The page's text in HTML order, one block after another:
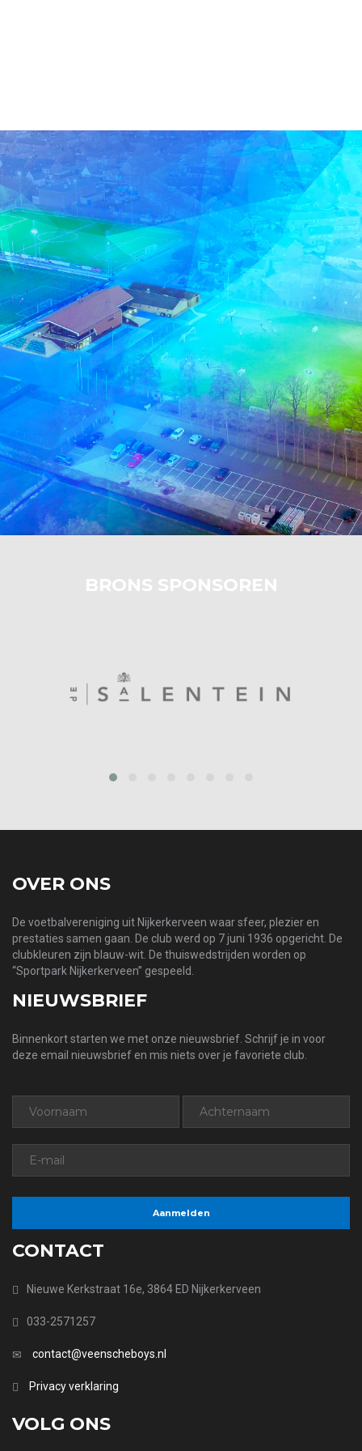
BRONS SPONSOREN
OVER ONS
De voetbalvereniging uit Nijkerkerveen waar sfeer, plezier en
prestaties samen gaan. De club werd op 7 juni 1936 opgericht. De
clubkleuren zijn blauw-wit. De thuiswedstrijden worden op
“Sportpark Nijkerkerveen” gespeeld.
NIEUWSBRIEF
Binnenkort starten we met onze nieuwsbrief. Schrijf je in voor
deze email nieuwsbrief en mis niets over je favoriete club.
CONTACT
Nieuwe Kerkstraat 16e, 3864 ED Nijkerkerveen
033-2571257
contact@veenscheboys.nl
Privacy verklaring
VOLG ONS